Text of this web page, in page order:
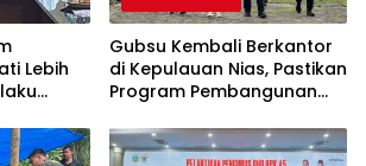
Lebih
Gubsu Kembali Berkantor
di Kepulauan Nias, Pastikan
Program Pembangunan